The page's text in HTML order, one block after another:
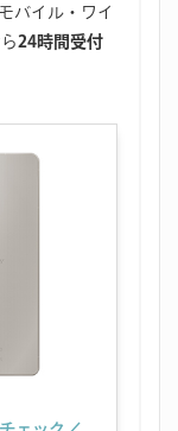
バイル・ワイ
24時間受付